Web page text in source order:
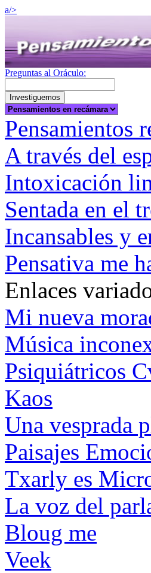
a/>
Preguntas al Oráculo:
Pensamientos
A través del
Intoxicación
Sentada en el
Incansables y
Pensativa me
Enlaces
Mi nueva
Música
Psiquiátricos
Kaos
Una vesprada
Paisajes
Txarly es
La voz del
Bloug me
Veek